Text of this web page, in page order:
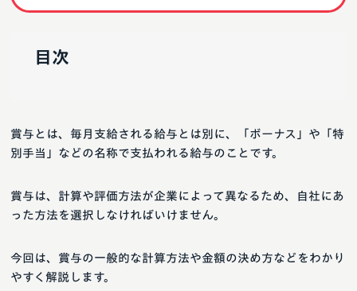
目次
賞与とは、毎月支給される給与とは別に、「ボーナス」や「特
別手当」などの名称で支払われる給与のことです。
賞与は、計算や評価方法が企業によって異なるため、自社にあ
った方法を選択しなければいけません。
今回は、賞与の一般的な計算方法や金額の決め方などをわかり
やすく解説します。